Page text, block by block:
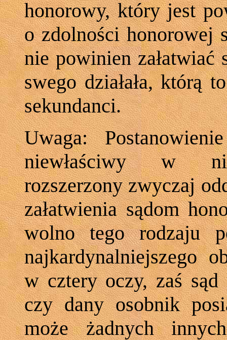
honorowy, który jest
o zdolności
nie powinien załatwiać
swego działała, którą
sekundanci.
Uwaga:
niewłaściwy w
rozszerzony zwyczaj
załatwienia sądom
wolno tego rodzaju
najkardynalniejszego
w cztery oczy, zaś sąd
czy dany osobnik
może żadnych